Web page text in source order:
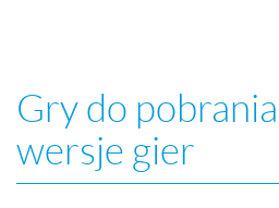
Gry do pobrania
wersje gier